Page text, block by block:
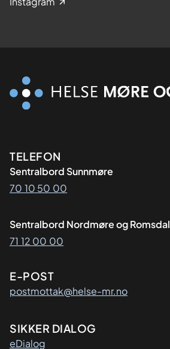
Kontaktinformasjon
TELEFON
Sentralbord Sunnmøre
70 10 50 00
Sentralbord Nordmøre og Romsdal
71 12 00 00
E-POST
postmottak@helse-mr.no
SIKKER DIALOG
eDialog